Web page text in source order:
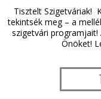
Tisztelt Szigetváriak!
tekintsék meg – a
szigetvári programjait!
Önöket!